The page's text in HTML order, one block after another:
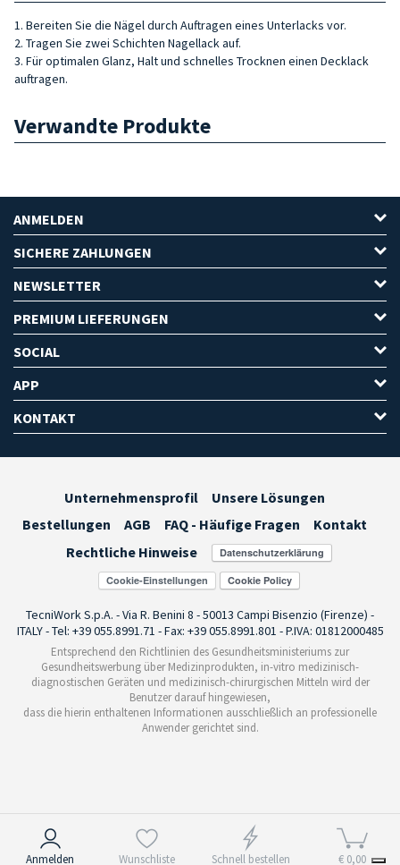
Anmelden Wunschliste Schnell bestellen € 0,00
1. Bereiten Sie die Nägel durch Auftragen eines Unterlacks vor.
2. Tragen Sie zwei Schichten Nagellack auf.
3. Für optimalen Glanz, Halt und schnelles Trocknen einen Decklack
auftragen.
Verwandte Produkte
ANMELDEN
SICHERE ZAHLUNGEN
NEWSLETTER
PREMIUM LIEFERUNGEN
SOCIAL
APP
KONTAKT
Unternehmensprofil
Unsere Lösungen
Bestellungen
AGB FAQ - Häufige Fragen
Kontakt
Rechtliche Hinweise
Cookie-Einstellungen
TecniWork S.p.A. - Via R. Benini 8 - 50013 Campi Bisenzio (Firenze) -
ITALY - Tel: +39 055.8991.71 - Fax: +39 055.8991.801 - P.IVA: 01812000485
Entsprechend den Richtlinien des Gesundheitsministeriums zur
Gesundheitswerbung über Medizinprodukten, in-vitro medizinisch-
diagnostischen Geräten und medizinisch-chirurgischen Mitteln wird der
Benutzer darauf hingewiesen,
dass die hierin enthaltenen Informationen ausschließlich an professionelle
Anwender gerichtet sind.
Hinweis bei Erhebung